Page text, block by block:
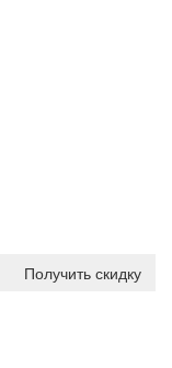
Получить скидку